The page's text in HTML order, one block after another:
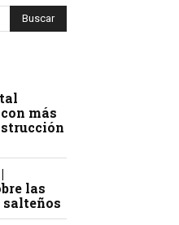
más
las
salteños